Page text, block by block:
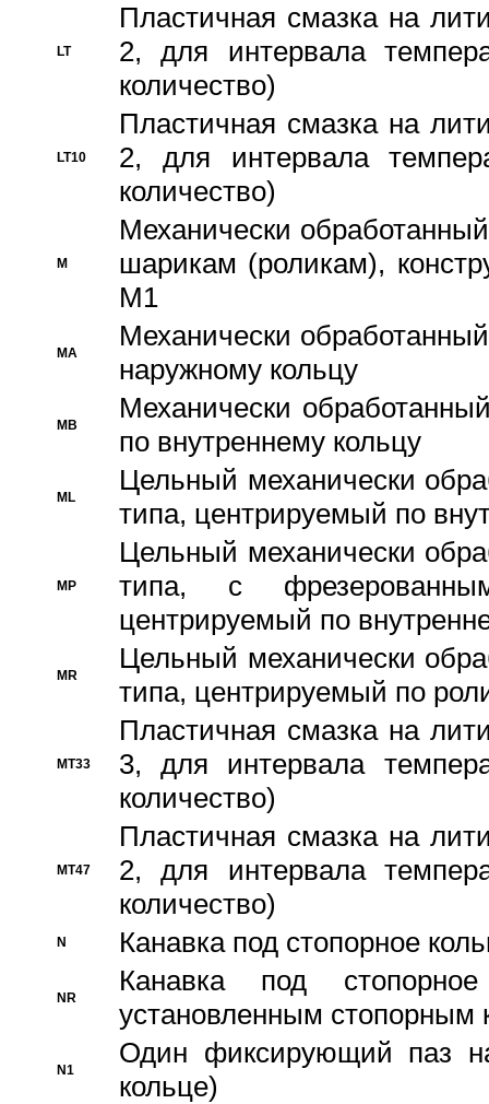
LT
Пластичная смазка на
2, для интервала
количество)
LT10
Пластичная смазка на
2, для интервала
количество)
M
Механически
шарикам (роликам),
M1
MA
Механически
наружному кольцу
MB
Механически
по внутреннему кольцу
ML
Цельный механически
типа, центрируемый по
MP
Цельный механически
типа, с
центрируемый по
MR
Цельный механически
типа, центрируемый по
MT33
Пластичная смазка на
3, для интервала
количество)
MT47
Пластичная смазка на
2, для интервала
количество)
N Канавка под стопорное
NR
Канавка под
установленным стопорным
N1
Один фиксирующий паз
кольце)